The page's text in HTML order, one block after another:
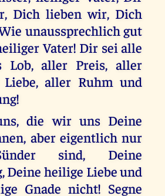
Dich lieben wir, Dich
unaussprechlich gut
Vater! Dir sei alle
Lob, aller Preis, aller
aller Ruhm und
die wir uns Deine
aber eigentlich nur
sind, Deine
Deine heilige Liebe und
Gnade nicht! Segne